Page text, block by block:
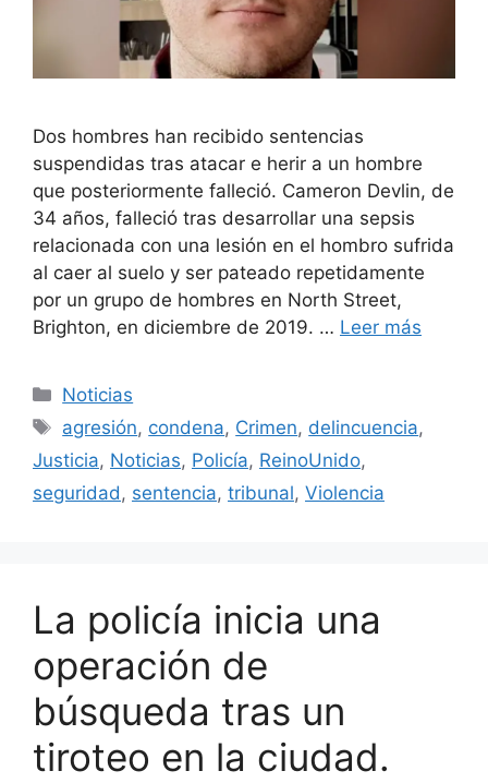
Dos hombres han recibido sentencias
suspendidas tras atacar e herir a un hombre
que posteriormente falleció. Cameron Devlin, de
34 años, falleció tras desarrollar una sepsis
relacionada con una lesión en el hombro sufrida
al caer al suelo y ser pateado repetidamente
por un grupo de hombres en North Street,
Brighton, en diciembre de 2019. … Leer más
Categorías
Noticias
Etiquetas
agresión, condena, Crimen, delincuencia,
Justicia, Noticias, Policía, ReinoUnido,
seguridad, sentencia, tribunal, Violencia
La policía inicia una
operación de
búsqueda tras un
tiroteo en la ciudad.